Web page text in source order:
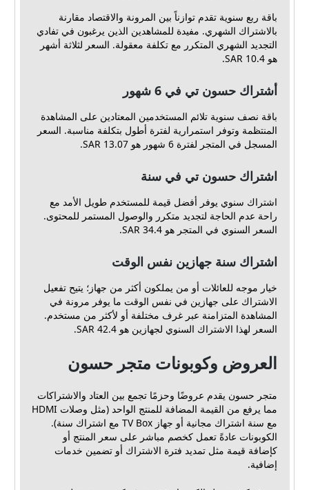
باقة ربع سنوية تقدم توازناً بين المرونة والاقتصاد مقارنة
بالاشتراك الشهري. مفيدة للمشاهدين الذين يرغبون في تفادي
التجديد الشهري المتكرر مع تكلفة معقولة. السعر لثلاثة أشهر
هو 10.4 SAR.
أشتراك حسون تي في 6 شهور
باقة نصف سنوية تلائم المستخدمين المعتادين على المشاهدة
المنتظمة وتوفر استمرارية لفترة أطول بتكلفة مناسبة. السعر
المسجل في المتجر لفترة 6 شهور هو 13.07 SAR.
اشتراك حسون تي في سنة
اشتراك سنوي يوفر أفضل قيمة للمستخدم طويل الأمد مع
راحة عدم الحاجة لتجديد متكرر والوصول المستمر للمحتوى.
السعر السنوي في المتجر هو 34.4 SAR.
اشتراك سنة جهازين نفس الوقت
خيار موجه للعائلات أو من يملكون أكثر من جهاز؛ يتيح تفعيل
الاشتراك على جهازين في نفس الوقت ما يوفر مرونة في
المشاهدة المتزامنة عبر غرف مختلفة أو لأكثر من مستخدم.
السعر لهذا الاشتراك السنوي لجهازين هو 42.4 SAR.
العروض وكوبونات متجر حسون
متجر حسون يقدم عروضًا وحزمًا تجمع بين العتاد والاشتراكات
مما يرفع من القيمة المضافة للمنتج الواحد (مثل وصلات HDMI
مع سنة اشتراك مجانية أو جهاز TV Box مع اشتراك سنة).
الكوبونات عادةً تعمل كخصم مباشر على سعر المنتج أو
كإضافة قيمة مثل تمديد فترة الاشتراك أو تضمين خدمات
إضافية.